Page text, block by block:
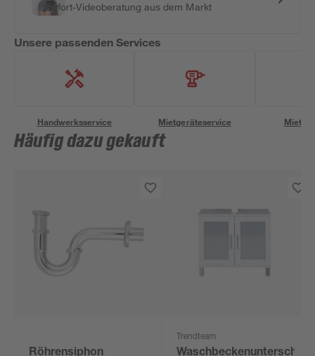
Sofort-Videoberatung aus dem Markt
Unsere passenden Services
Handwerksservice Mietgeräteservice
Häufig dazu gekauft
Röhrensiphon
Trendteam